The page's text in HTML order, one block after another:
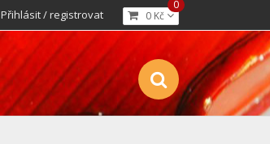
0 Kč
0
Přihlásit / registrovat